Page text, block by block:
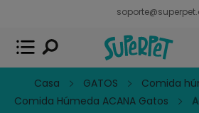
Casa GATOS
Comida
Comida Húmeda ACANA Gatos
Superpet, comida para
APP GRATIS - En Google Play